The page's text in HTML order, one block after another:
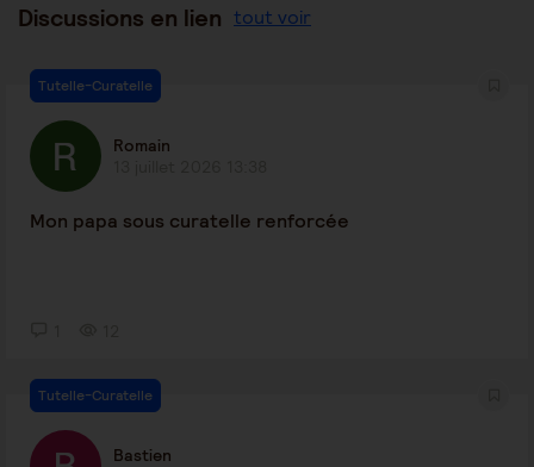
Discussions en lien tout voir
Tutelle-Curatelle
Romain
Mon papa sous curatelle renforcée
Tutelle-Curatelle
Bastien